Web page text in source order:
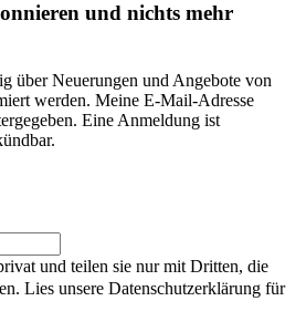
und nichts mehr
über Neuerungen und Angebote von
werden. Meine E-Mail-Adresse
Eine Anmeldung ist
und teilen sie nur mit Dritten, die
Lies unsere Datenschutzerklärung für